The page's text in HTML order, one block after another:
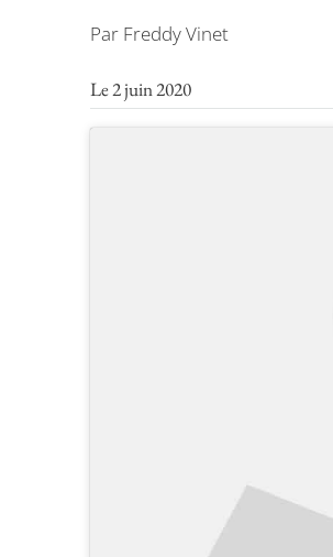
Par Freddy Vinet
Le 2 juin 2020